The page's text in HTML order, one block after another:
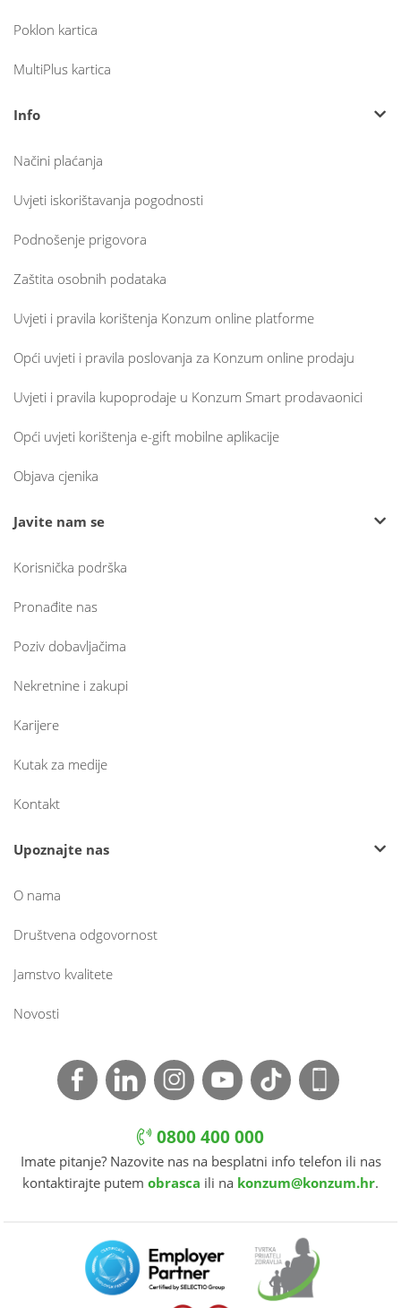
Poklon kartica
MultiPlus kartica
Info
Načini plaćanja
Uvjeti iskorištavanja pogodnosti
Podnošenje prigovora
Zaštita osobnih podataka
Uvjeti i pravila korištenja Konzum online platforme
Opći uvjeti i pravila poslovanja za Konzum online prodaju
Uvjeti i pravila kupoprodaje u Konzum Smart prodavaonici
Opći uvjeti korištenja e-gift mobilne aplikacije
Objava cjenika
Javite nam se
Korisnička podrška
Pronađite nas
Poziv dobavljačima
Nekretnine i zakupi
Karijere
Kutak za medije
Kontakt
Upoznajte nas
O nama
Društvena odgovornost
Jamstvo kvalitete
Novosti
0800 400 000
Imate pitanje? Nazovite nas na besplatni info telefon ili nas
kontaktirajte putem obrasca ili na konzum@konzum.hr.